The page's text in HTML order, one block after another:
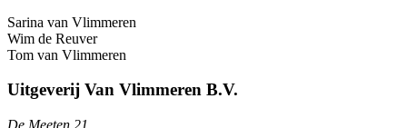
Sarina van Vlimmeren
Wim de Reuver
Tom van Vlimmeren
Uitgeverij Van Vlimmeren B.V.
De Meeten 21